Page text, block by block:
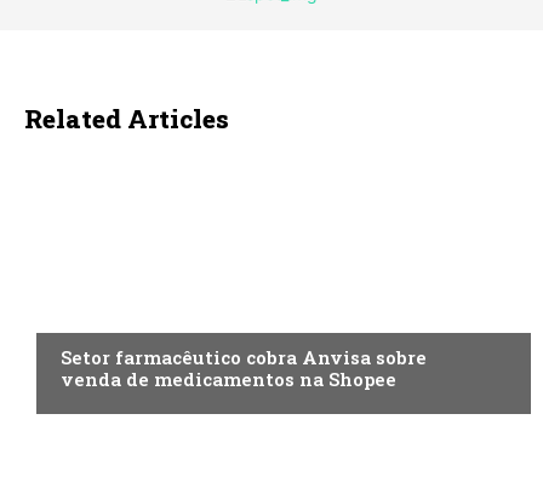
Related Articles
Setor farmacêutico cobra Anvisa sobre
venda de medicamentos na Shopee